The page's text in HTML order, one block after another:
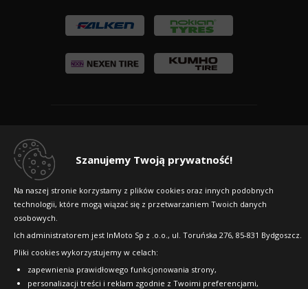
Szanujemy Twoją prywatność!
Na naszej stronie korzystamy z plików cookies oraz innych podobnych
technologii, które mogą wiązać się z przetwarzaniem Twoich danych
osobowych.
Ich administratorem jest InMoto Sp z .o.o., ul. Toruńska 276, 85-831 Bydgoszcz.
Pliki cookies wykorzystujemy w celach:
zapewnienia prawidłowego funkcjonowania strony,
personalizacji treści i reklam zgodnie z Twoimi preferencjami,